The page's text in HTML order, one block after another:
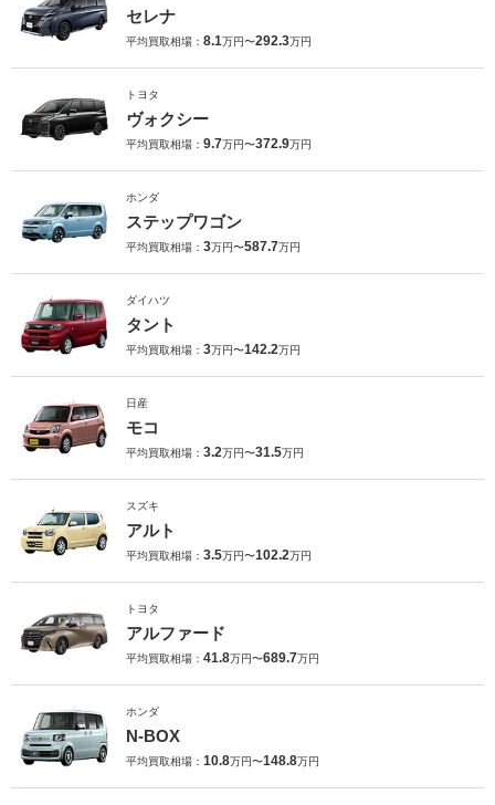
セレナ
平均買取相場： 8.1万円〜292.3万円
トヨタ
ヴォクシー
平均買取相場： 9.7万円〜372.9万円
ホンダ
ステップワゴン
平均買取相場： 3万円〜587.7万円
ダイハツ
タント
平均買取相場： 3万円〜142.2万円
日産
モコ
平均買取相場： 3.2万円〜31.5万円
スズキ
アルト
平均買取相場： 3.5万円〜102.2万円
トヨタ
アルファード
平均買取相場： 41.8万円〜689.7万円
ホンダ
N-BOX
平均買取相場： 10.8万円〜148.8万円